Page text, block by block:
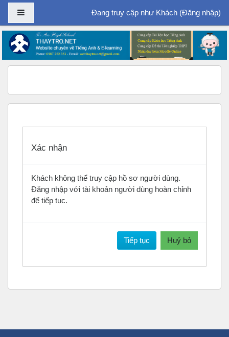
Chuyển tới nội dung chính
Bảng điều khiển cạnhĐang truy cập như Khách (Đăng nhập)
Xác nhận
Khách không thể truy cập hồ sơ người dùng.
Đăng nhập với tài khoản người dùng hoàn chỉnh
để tiếp tục.
Tiếp tục Huỷ bỏ